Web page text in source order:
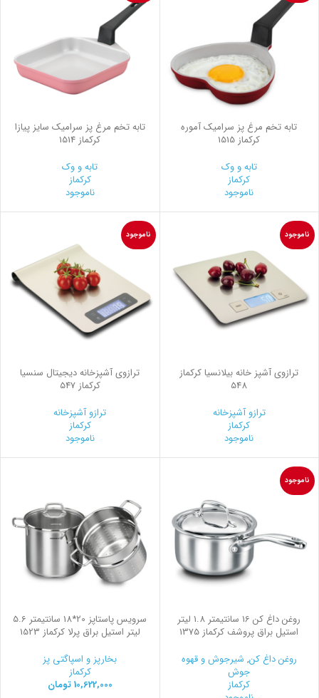
تابه تخم مرغ پز سرامیک آموره
کرکماز 1515
تابه و وک
کرکماز
ناموجود
تابه تخم مرغ پز سرامیک سایز پیازا
کرکماز 1514
تابه و وک
کرکماز
ناموجود
ناموجود
ترازوی آشپز خانه بیلانسیا کرکماز
548
ترازو آشپزخانه
کرکماز
ناموجود
ناموجود
ترازوی آشپزخانه دیجیتال سنسیا
کرکماز 547
ترازو آشپزخانه
کرکماز
ناموجود
ناموجود
روغن داغ كن 16 سانتیمتر 1.8 لیتر
استیل براق پروشف کرکماز 1375
روغن داغ کن, شیرجوش و قهوه
جوش
کرکماز
سرویس پاستاپز 20*18 سانتیمتر 5.6
لیتر استیل براق پرلا کرکماز 1523
بخارپز و اسپاگتی پز
کرکماز
10,622,000 تومان